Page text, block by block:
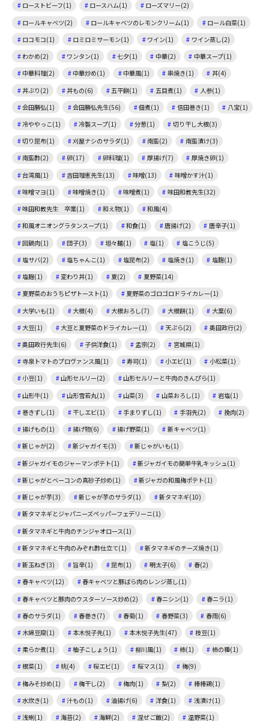
ローストビーフ(1)
ロースハム(1)
ローズマリー(2)
ロールキャベツ(2)
ロールキャベツのレモンクリーム(1)
ロール白菜(1)
ロコモコ(1)
ロミロミサーモン(1) ワイン(1)
ワイン蒸し(2)
わかめ(2)
ワンタン(1) 七夕(1) 中華(2)
中華スープ(1)
中華料理(2)
中華炒め(1) 中華風(1) 串焼き(1)
丼(4)
丼ぶり(2)
丼もの(6) 五平餅(1) 五目煮(1)
人参(1)
会田勝弘(1)
会田勝弘先生(56) 佃煮(1) 信田巻き(1)
八宝(1)
冷ややっこ(1)
冷製スープ(1) 分葱(1)
切り干し大根(3)
切り昆布(1)
刈屋ナシのサラダ(1) 南蛮(2)
南蛮漬け(3)
南蛮酢(2)
卵(17) 卵料理(1) 厚揚げ(7)
厚焼き卵(1)
台湾風(1)
吉田理恵先生(13) 味噌(13)
味噌かす汁(1)
味噌マヨ(1)
味噌焼き(1) 味噌煮(1)
味田和教先生(32)
味田和教先生 卒業(1)
和え物(1)
和風(4)
和風オニオングラタンスープ(1)
和食(1) 唐揚げ(2)
唐辛子(1)
回鍋肉(1)
団子(3) 坦々麺(1) 塩(1)
塩こうじ(5)
塩サバ(2)
塩ちゃんこ(1) 塩昆布(2) 塩焼き(1)
塩麴(1)
塩麹(1)
変わり丼(1) 夏(2)
夏野菜(14)
夏野菜のおうちピザトースト(1)
夏野菜のゴロゴロドライカレー(1)
大学いも(1)
大根(4) 大根おろし(7) 大根餅(1)
大葉(6)
大豆(1)
大豆と夏野菜のドライカレー(1) 天ぷら(2)
奥田政行(2)
奥田政行先生(6)
子供洋食(1) 孟宗(2)
宮城県(1)
寺泉トマトのプロヴァンス風(1)
寿司(1) 小エビ(1)
小松菜(1)
小豆(1)
山形セルリー(2)
山形セルリーと牛肉のきんぴら(1)
山形牛(1)
山形雪若丸(1) 山菜(3) 山菜おろし(1)
岩塩(1)
巻きずし(1)
干しエビ(1) 手まりずし(1) 手羽先(2)
挽肉(2)
揚げもの(1)
揚げ物(6) 揚げ野菜(1)
新キャベツ(1)
新じゃが(2)
新ジャガイモ(3)
新じゃがいも(1)
新ジャガイモのジャーマンポテト(1)
新ジャガイモの簡単牛乳キッシュ(1)
新じゃがとベーコンの真砂子炒め(1)
新ジャガの和風梅ポテト(1)
新じゃが芋(3)
新じゃが芋のサラダ(1)
新タマネギ(10)
新タマネギとジャパニーズペッパーフェデリーニ(1)
新タマネギと牛肉のチンジャオロース(1)
新タマネギと牛肉のみぞれ酢仕立て(1)
新タマネギのチーズ焼き(1)
新玉ねぎ(3)
旨辛(1) 昆布(1) 明太子(6)
春(2)
春キャベツ(12)
春キャベツと豚ばら肉のレンジ蒸し(1)
春キャベツと豚肉のウスターソース炒め(2)
春ニシン(1)
春ニラ(1)
春のサラダ(1)
春巻き(7) 春菊(1) 春野菜(3)
春雨(6)
木綿豆腐(1)
本木悦子先(1) 本木悦子先生(47)
枝豆(1)
柔らか煮(1)
柚子こしょう(1) 柳川風(1) 柿(1)
柿の種(1)
根菜(1)
桃(4) 桜エビ(1) 桜マス(1)
梅(9)
梅みそ炒め(1)
梅干し(2) 梅肉(1) 梨(2)
棒棒鶏(1)
水炊き(1)
汁もの(1) 油揚げ(6) 洋食(1)
浅漬け(1)
浅蜊(1)
海苔(2) 海鮮(2) 混ぜご飯(2) 温野菜(1)